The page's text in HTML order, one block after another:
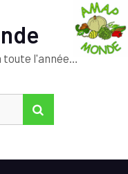
toute l'année…